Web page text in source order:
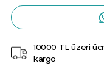
10000 TL üzeri
kargo